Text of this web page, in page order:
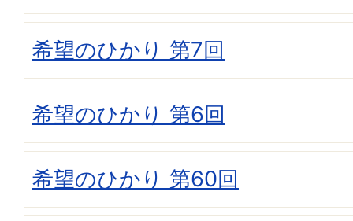
希望のひかり 第7回
希望のひかり 第6回
希望のひかり 第60回